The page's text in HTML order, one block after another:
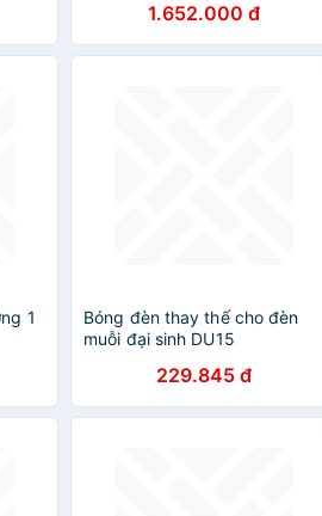
-
1.652.000 đ
1
Bóng đèn thay thế cho đèn
muỗi đại sinh DU15
229.845 đ